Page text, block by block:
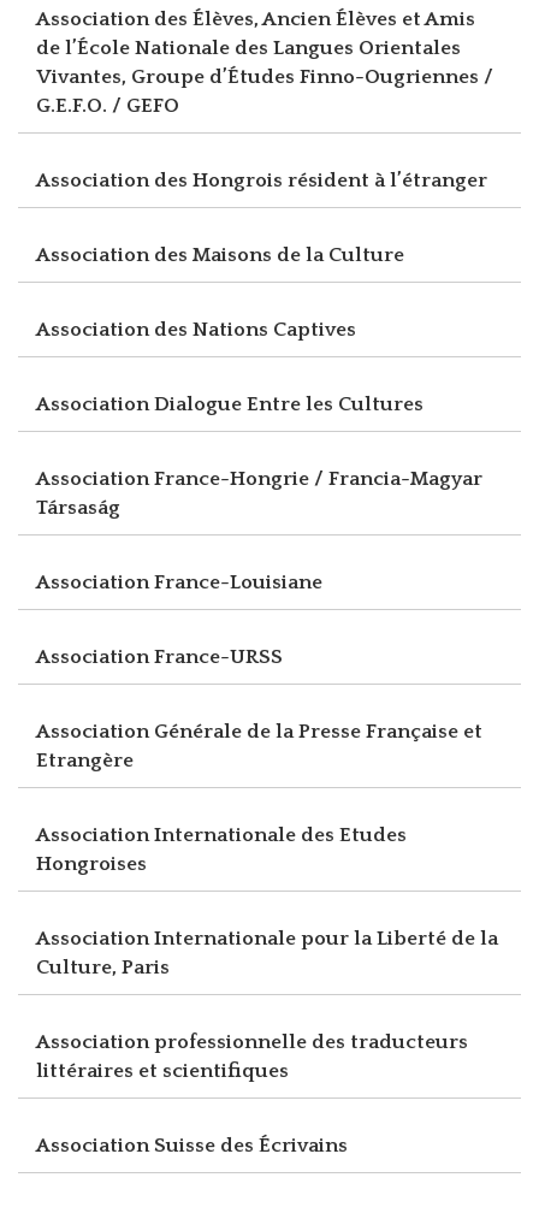
Association des Élèves, Ancien Élèves et Amis
de l’École Nationale des Langues Orientales
Vivantes, Groupe d’Études Finno-Ougriennes /
G.E.F.O. / GEFO
Association des Hongrois résident à l’étranger
Association des Maisons de la Culture
Association des Nations Captives
Association Dialogue Entre les Cultures
Association France-Hongrie / Francia-Magyar
Társaság
Association France-Louisiane
Association France-URSS
Association Générale de la Presse Française et
Etrangère
Association Internationale des Etudes
Hongroises
Association Internationale pour la Liberté de la
Culture, Paris
Association professionnelle des traducteurs
littéraires et scientifiques
Association Suisse des Écrivains